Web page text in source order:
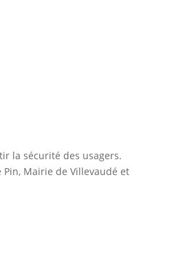
la sécurité des usagers.
Mairie de Villevaudé et